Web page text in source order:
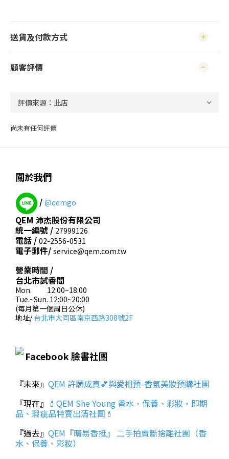
送貨及付款方式
顧客評價
尚未有任何評價
關於我們
/ @qemgo
QEM 沛杰股份有限公司
統一編號 / 27999126
電話 / 02-2556-0531
電子郵件/ service@qem.com.tw
營業時間 /
台北市試香間
Mon. 12:00~18:00
Tue.~Sun. 12:00~20:00
(每月第一個周日公休)
地址/台北市大同區南京西路308號2F
Facebook 臉書社團
『未來』 QEM 許願成真💕與愛相預-香氛美妝預購社團
『現在』 💄QEM She Young 香水、保養、彩妝，即期
品、瑕疵品特賣出清社團💄
『過去』 QEM『晴易香挺』 二手拍賣斷捨離社團（香
水、保養、彩妝）